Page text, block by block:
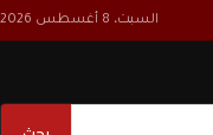
السبت، 8 أغسطس 2026